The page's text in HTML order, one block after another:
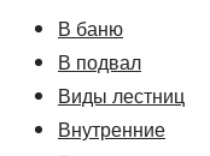
В баню
В подвал
Виды лестниц
Внутренние